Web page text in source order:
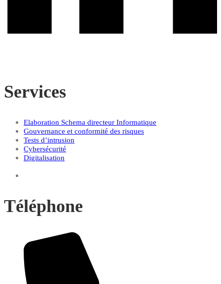
Services
Elaboration Schema directeur Informatique
Gouvernance et conformité des risques
Tests d’intrusion
Cybersécurité
Digitalisation
Téléphone